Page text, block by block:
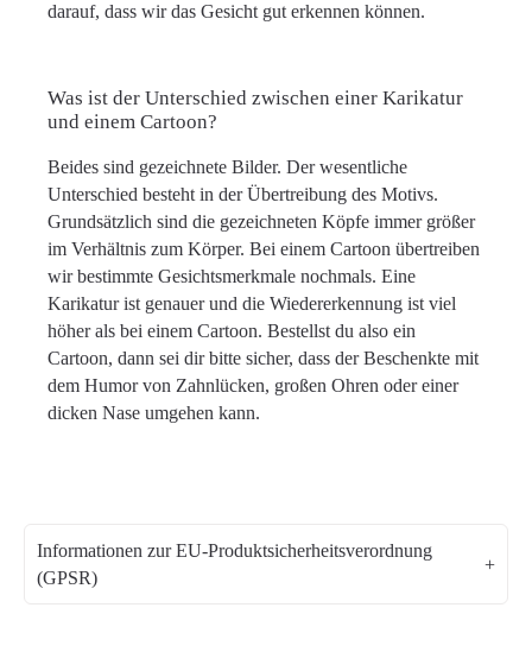
darauf, dass wir das Gesicht gut erkennen können.
Was ist der Unterschied zwischen einer Karikatur
und einem Cartoon?
Beides sind gezeichnete Bilder. Der wesentliche
Unterschied besteht in der Übertreibung des Motivs.
Grundsätzlich sind die gezeichneten Köpfe immer größer
im Verhältnis zum Körper. Bei einem Cartoon übertreiben
wir bestimmte Gesichtsmerkmale nochmals. Eine
Karikatur ist genauer und die Wiedererkennung ist viel
höher als bei einem Cartoon. Bestellst du also ein
Cartoon, dann sei dir bitte sicher, dass der Beschenkte mit
dem Humor von Zahnlücken, großen Ohren oder einer
dicken Nase umgehen kann.
Informationen zur EU-Produktsicherheitsverordnung
(GPSR)